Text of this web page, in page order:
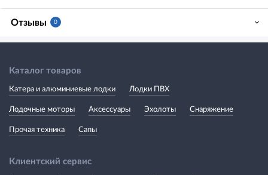
Отзывы 0
Каталог товаров
Катера и алюминиевые лодки Лодки ПВХ
Лодочные моторы Аксессуары Эхолоты Снаряжение
Прочая техника Сапы
Клиентский сервис